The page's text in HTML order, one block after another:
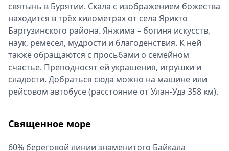
святынь в Бурятии. Скала с изображением божества
находится в трёх километрах от села Ярикто
Баргузинского района. Янжима – богиня искусств,
наук, ремёсел, мудрости и благоденствия. К ней
также обращаются с просьбами о семейном
счастье. Преподносят ей украшения, игрушки и
сладости. Добраться сюда можно на машине или
рейсовом автобусе (расстояние от Улан-Удэ 358 км).
Священное море
60% береговой линии знаменитого Байкала